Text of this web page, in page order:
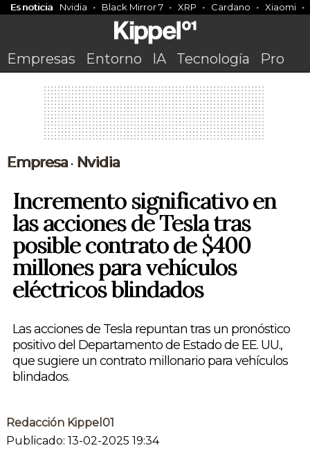
Es noticia Nvidia Black Mirror 7 XRP Cardano Xiaomi
Empresas Entorno IA Tecnología Pro
Empresa• Nvidia
Incremento significativo en
las acciones de Tesla tras
posible contrato de $400
millones para vehículos
eléctricos blindados
Las acciones de Tesla repuntan tras un pronóstico
positivo del Departamento de Estado de EE. UU.,
que sugiere un contrato millonario para vehículos
blindados.
Redacción Kippel01
Publicado: 13-02-2025 19:34